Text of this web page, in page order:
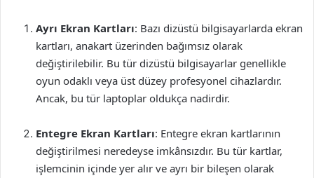
Ayrı Ekran Kartları: Bazı dizüstü bilgisayarlarda ekran
kartları, anakart üzerinden bağımsız olarak
değiştirilebilir. Bu tür dizüstü bilgisayarlar genellikle
oyun odaklı veya üst düzey profesyonel cihazlardır.
Ancak, bu tür laptoplar oldukça nadirdir.
Entegre Ekran Kartları: Entegre ekran kartlarının
değiştirilmesi neredeyse imkânsızdır. Bu tür kartlar,
işlemcinin içinde yer alır ve ayrı bir bileşen olarak